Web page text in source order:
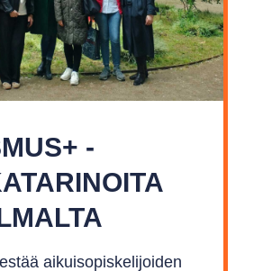
-
aikuisopiskelijoiden